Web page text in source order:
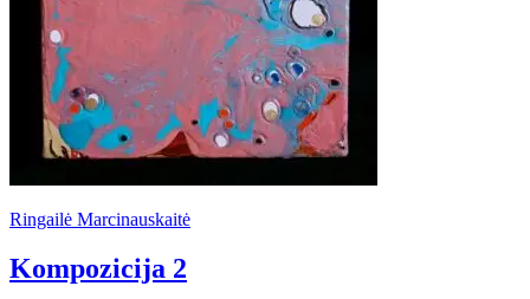
Ringailė Marcinauskaitė
Kompozicija 2